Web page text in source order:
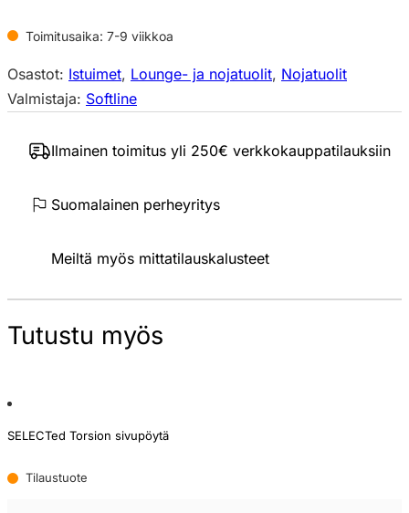
Toimitusaika: 7-9 viikkoa
Osastot: Istuimet, Lounge- ja nojatuolit, Nojatuolit
Valmistaja: Softline
Ilmainen toimitus yli 250€ verkkokauppatilauksiin
Suomalainen perheyritys
Meiltä myös mittatilauskalusteet
Tutustu myös
SELECTed Torsion sivupöytä
Tilaustuote